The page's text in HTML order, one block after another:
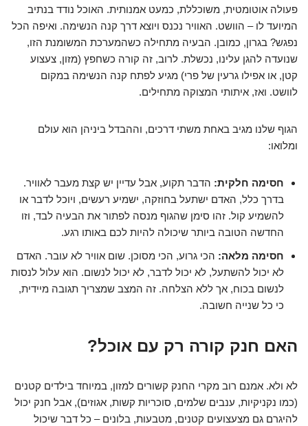
פעולה אוטומטית, משוכללת, כמעט אמנותית. האוכל נודד בנתיב
המיועד לו – הוושט. האוויר נכנס ויוצא דרך קנה הנשימה. ואיפה הכל
נפגש? בגרון, כמובן. הבעיה מתחילה כשהמערכת המשומנת הזו,
שנועדה להגן עלינו, נכשלת. לרוב, זה קורה כשחפץ (מזון, צעצוע
קטן, או אפילו גרעין של פרי) מגיע לפתח קנה הנשימה במקום
לוושט. ואז, איתותי המצוקה מתחילים.
הגוף שלנו מגיב באחת משתי דרכים, וההבדל ביניהן הוא עולם
ומלואו:
חסימה חלקית: הדבר תקוע, אבל עדיין יש קצת מעבר לאוויר.
בדרך כלל, האדם ישתעל בחוזקה, ישמיע רעשים, ויוכל לדבר או
להשמיע קול. זהו סימן שהגוף מנסה לפתור את הבעיה לבד, וזו
החדשה הטובה ביותר שיכולה להיות לכם באותו רגע.
חסימה מלאה: הכי גרוע, הכי מסוכן. שום אוויר לא עובר. האדם
לא יכול להשתעל, לא יכול לדבר, לא יכול לנשום. הוא עלול לנסות
לנשום בכוח, אך ללא הצלחה. זה המצב שמצריך תגובה מיידית,
כי כל שנייה חשובה.
האם חנק קורה רק עם אוכל?
לא ולא. אמנם רוב מקרי החנק קשורים למזון, במיוחד בילדים קטנים
(כמו נקניקיות, ענבים שלמים, סוכריות קשות, אגוזים), אבל חנק יכול
להיגרם גם מצעצועים קטנים, מטבעות, בלונים – כל דבר שיכול